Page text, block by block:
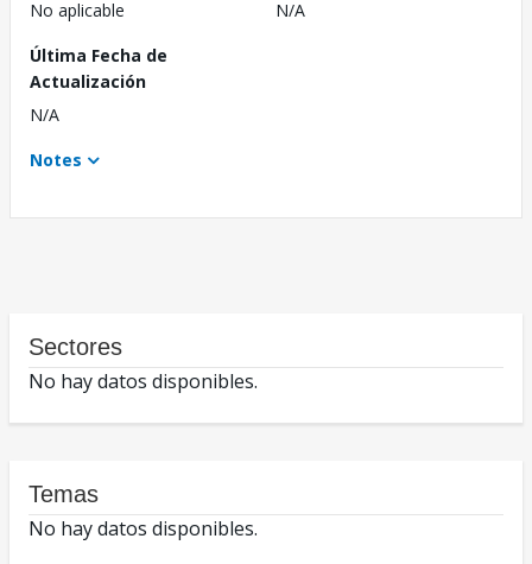
No aplicable
N/A
Última Fecha de
Actualización
N/A
Notes
Sectores
No hay datos disponibles.
Temas
No hay datos disponibles.